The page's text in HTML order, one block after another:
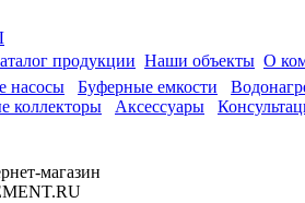
продукции Наши объекты О
насосы Буферные емкости
коллекторы
Аксессуары
магазин